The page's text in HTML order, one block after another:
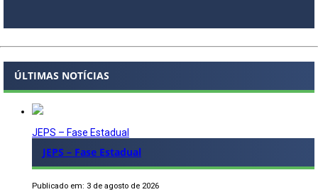
ÚLTIMAS NOTÍCIAS
JEPS – Fase Estadual
JEPS – Fase Estadual
Publicado em: 3 de agosto de 2026